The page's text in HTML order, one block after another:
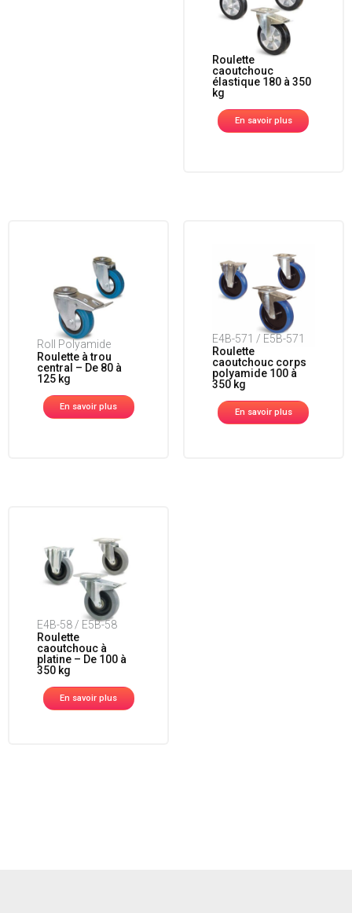
Roulette
caoutchouc
élastique 180 à 350
kg
En savoir plus
Roll Polyamide
Roulette à trou
central – De 80 à
125 kg
En savoir plus
E4B-571 / E5B-571
Roulette
caoutchouc corps
polyamide 100 à
350 kg
En savoir plus
E4B-58 / E5B-58
Roulette
caoutchouc à
platine – De 100 à
350 kg
En savoir plus